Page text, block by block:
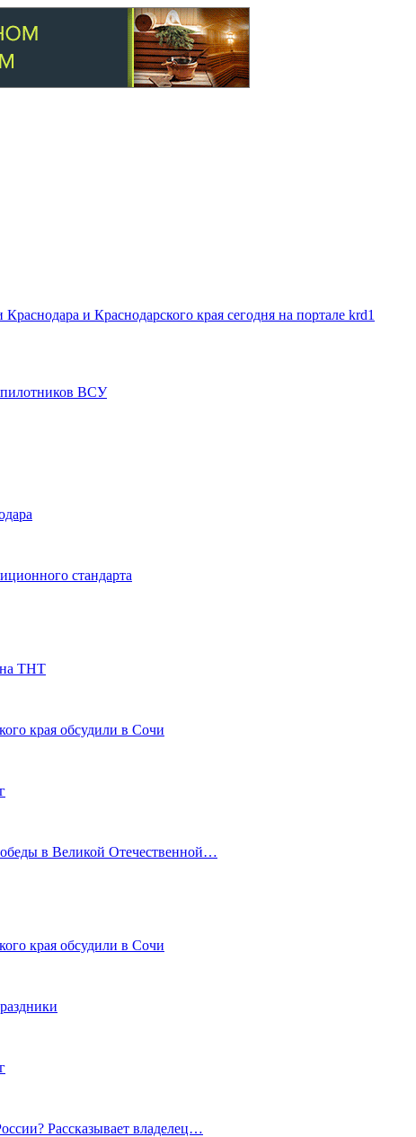
и Краснодарского края сегодня на портале krd1
ВСУ
стандарта
на ТНТ
края обсудили в Сочи
в Великой Отечественной…
края обсудили в Сочи
Рассказывает владелец…